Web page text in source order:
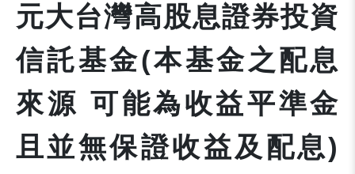
元大台灣高股息證券投資
信託基金(本基金之配息
來源 可能為收益平準金
且並無保證收益及配息)